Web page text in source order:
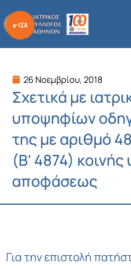
στο
περιεχόμενο
26 Νοεμβρίου, 2018
Σχετικά με
υποψηφίων
της με αριθμό
(Β’ 4874)
αποφάσεως
Για την επιστολή